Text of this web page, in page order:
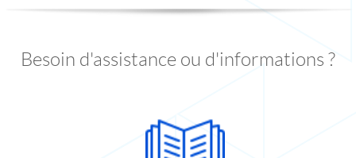
Besoin d'assistance ou d'informations ?